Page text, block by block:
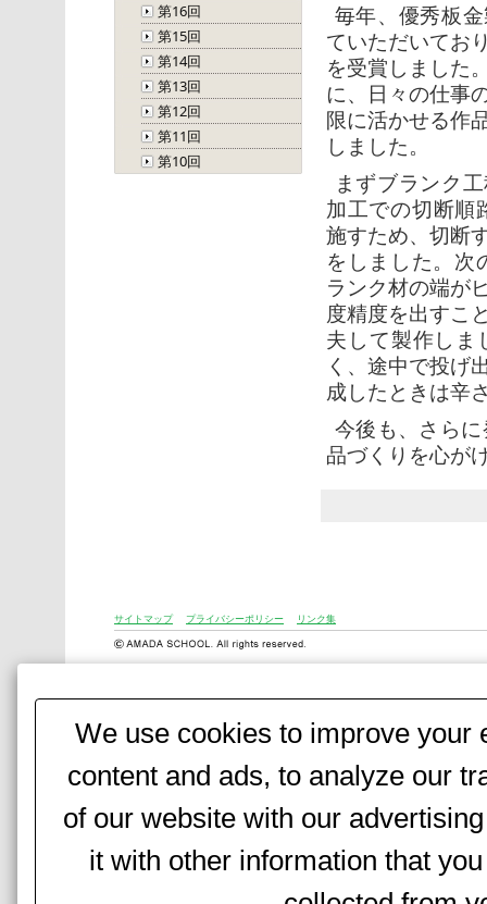
毎年、優秀板
ていただいてお
を受賞しました
に、日々の仕事
限に活かせる作
しました。
まずブランク
加工での切断順
施すため、切断
をしました。
ランク材の端が
度精度を出すこ
夫して製作しま
く、途中で投げ
成したときは辛
今後も、さら
品づくりを心が
第16回
第15回
第14回
第13回
第12回
第11回
第10回
サイトマップ プライバシーポリシー リンク集
We use cookies to improve your
content and ads, to analyze our
of our website with our
it with other information that